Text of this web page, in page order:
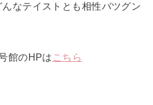
なテイストとも相性バツグン
館のHPは こちら